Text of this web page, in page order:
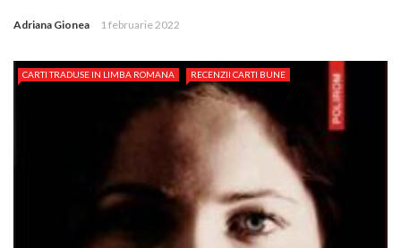
Adriana Gionea 1 februarie 2022
CARTI TRADUSE IN LIMBA ROMANA RECENZII CARTI BUNE